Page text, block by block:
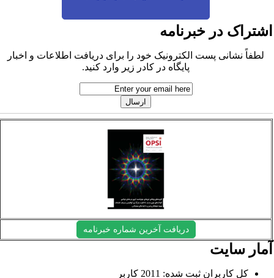
در خبرنامه
لطفاً نشانی پست الکترونیک خود را برای دریافت اطلاعات و اخبار
پایگاه در کادر زیر وارد کنید.
دریافت آخرین شماره خبرنامه
سایت
کل کاربران ثبت شده: 2011 کاربر